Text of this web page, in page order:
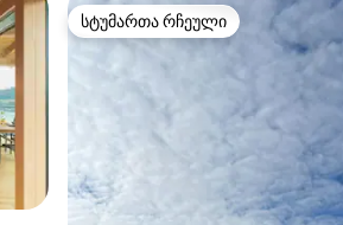
სტუმართა რჩეული
სტუმართა რჩეული